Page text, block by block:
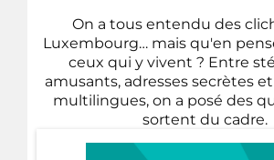
On a tous entendu des
Luxembourg… mais qu'en
ceux qui y vivent ? Entre
amusants, adresses secrètes
multilingues, on a posé des
sortent du cadre.